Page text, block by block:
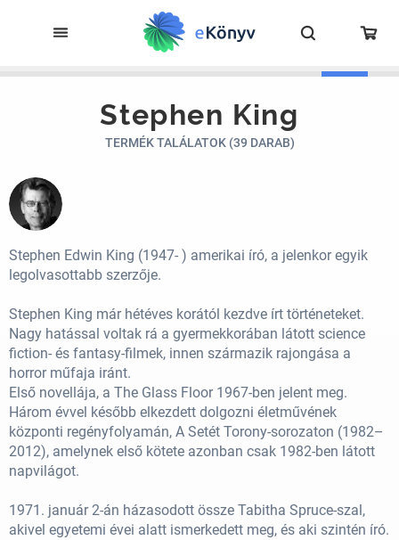
Stephen King
TERMÉK TALÁLATOK (39 DARAB)
Stephen Edwin King (1947- ) amerikai író, a jelenkor egyik
legolvasottabb szerzője.
Stephen King már hétéves korától kezdve írt történeteket.
Nagy hatással voltak rá a gyermekkorában látott science
fiction- és fantasy-filmek, innen származik rajongása a
horror műfaja iránt.
Első novellája, a The Glass Floor 1967-ben jelent meg.
Három évvel később elkezdett dolgozni életművének
központi regényfolyamán, A Setét Torony-sorozaton (1982–
2012), amelynek első kötete azonban csak 1982-ben látott
napvilágot.
1971. január 2-án házasodott össze Tabitha Spruce-szal,
akivel egyetemi évei alatt ismerkedett meg, és aki szintén író.